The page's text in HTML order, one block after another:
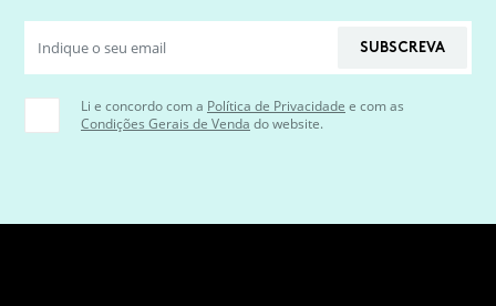
SUBSCREVA
Li e concordo com a Política de Privacidade e com as
Condições Gerais de Venda do website.